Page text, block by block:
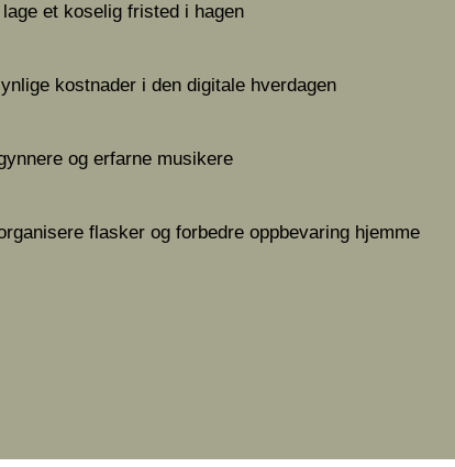
et koselig fristed i hagen
kostnader i den digitale hverdagen
og erfarne musikere
flasker og forbedre oppbevaring hjemme